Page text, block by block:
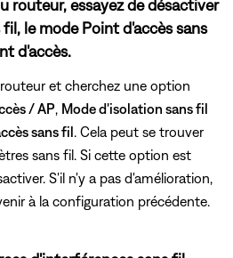
routeur, essayez de désactiver
le mode Point d'accès sans
d'accès.
et cherchez une option
/ AP Mode d'isolation sans fil
sans fil . Cela peut se trouver
sans fil. Si cette option est
S'il n'y a pas d'amélioration,
à la configuration précédente.